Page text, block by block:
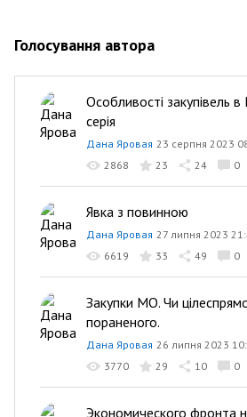
Голосування автора
Особливості закупівель
серія
Дана Яровая 23 серпня 2023
2868
23 24 0
Явка з повинною
Дана Яровая 27 липня 2023
6619
33 49 0
Закупки МО. Чи
пораненого.
Дана Яровая 26 липня 2023
3770
29 10 0
Экономического фронта